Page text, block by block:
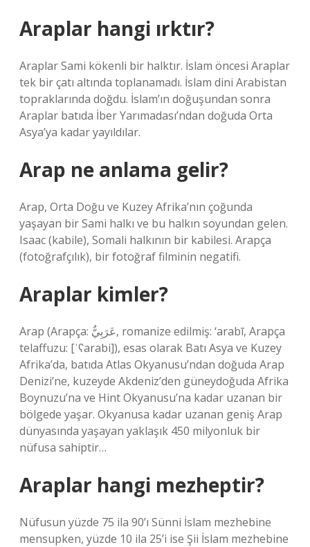
Araplar hangi ırktır?
Araplar Sami kökenli bir halktır. İslam öncesi Araplar
tek bir çatı altında toplanamadı. İslam dini Arabistan
topraklarında doğdu. İslam’ın doğuşundan sonra
Araplar batıda İber Yarımadası’ndan doğuda Orta
Asya’ya kadar yayıldılar.
Arap ne anlama gelir?
Arap, Orta Doğu ve Kuzey Afrika’nın çoğunda
yaşayan bir Sami halkı ve bu halkın soyundan gelen.
Isaac (kabile), Somali halkının bir kabilesi. Arapça
(fotoğrafçılık), bir fotoğraf filminin negatifi.
Araplar kimler?
Arap (Arapça: عَرَبِيٌّ‎, romanize edilmiş: ‘arabī, Arapça
telaffuzu: [ˈʕarabi]), esas olarak Batı Asya ve Kuzey
Afrika’da, batıda Atlas Okyanusu’ndan doğuda Arap
Denizi’ne, kuzeyde Akdeniz’den güneydoğuda Afrika
Boynuzu’na ve Hint Okyanusu’na kadar uzanan bir
bölgede yaşar. Okyanusa kadar uzanan geniş Arap
dünyasında yaşayan yaklaşık 450 milyonluk bir
nüfusa sahiptir…
Araplar hangi mezheptir?
Nüfusun yüzde 75 ila 90’ı Sünni İslam mezhebine
mensupken, yüzde 10 ila 25’i ise Şii İslam mezhebine